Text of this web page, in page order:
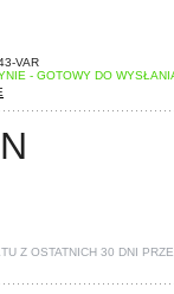
VAR
- GOTOWY DO
Z OSTATNICH 30 DNI